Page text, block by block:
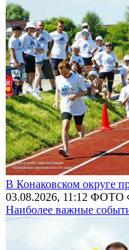
В Конаковском округе
03.08.2026, 11:12 ФОТО
Наиболее важные